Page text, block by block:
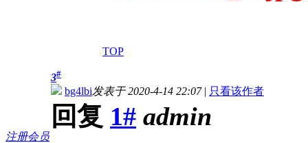
TOP
注册会员
3#
bg4lbi发表于 2020-4-14 22:07| 只看该作者
回复 1# admin